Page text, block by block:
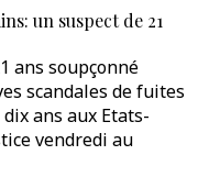
un suspect de 21
ans soupçonné
scandales de fuites
ans aux Etats-
vendredi au